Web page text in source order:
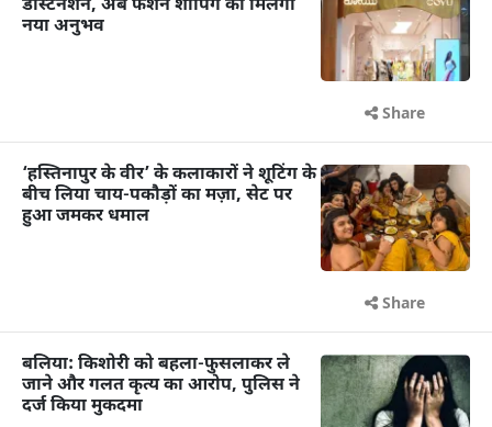
डेस्टिनेशन, अब फैशन शॉपिंग का मिलेगा
नया अनुभव
Share
‘हस्तिनापुर के वीर’ के कलाकारों ने शूटिंग के
बीच लिया चाय-पकौड़ों का मज़ा, सेट पर
हुआ जमकर धमाल
Share
बलिया: किशोरी को बहला-फुसलाकर ले
जाने और गलत कृत्य का आरोप, पुलिस ने
दर्ज किया मुकदमा